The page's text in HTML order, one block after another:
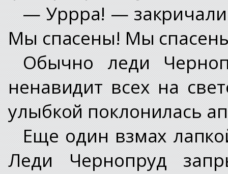
— Уррра! —
Мы спасены! Мы
Обычно леди
ненавидит всех на
улыбкой поклонилась
Еще один взмах
Леди Чернопруд